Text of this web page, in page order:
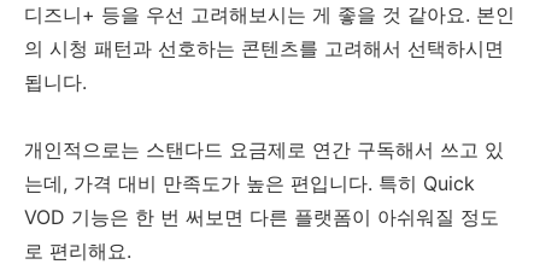
디즈니+ 등을 우선 고려해보시는 게 좋을 것 같아요. 본인
의 시청 패턴과 선호하는 콘텐츠를 고려해서 선택하시면
됩니다.
개인적으로는 스탠다드 요금제로 연간 구독해서 쓰고 있
는데, 가격 대비 만족도가 높은 편입니다. 특히 Quick
VOD 기능은 한 번 써보면 다른 플랫폼이 아쉬워질 정도
로 편리해요.